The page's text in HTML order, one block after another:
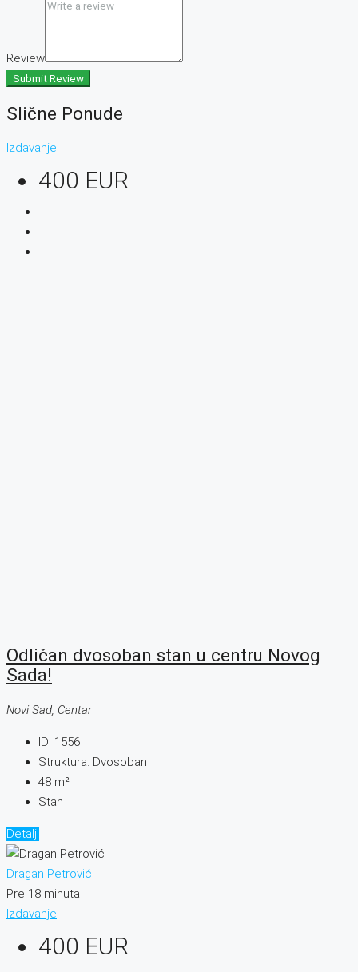
Review
Submit Review
Slične Ponude
Izdavanje
400 EUR
Odličan dvosoban stan u centru Novog
Sada!
Novi Sad, Centar
ID: 1556
Struktura: Dvosoban
48 m²
Stan
Detalji
Dragan Petrović
Pre 18 minuta
Izdavanje
400 EUR